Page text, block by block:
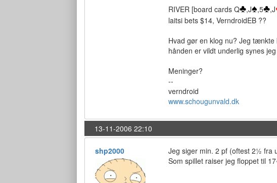
RIVER [board cards Q♣,J♠,5♣,J
laitsi bets $14, VerndroidEB ??
Hvad gør en klog nu? Jeg
hånden er vildt underlig synes
Meninger?
--
verndroid
www.schougunvald.dk
13-11-2006 22:10
shp2000
Jeg siger min. 2 pf (oftest 2½ fra
Som spillet raiser jeg floppet til